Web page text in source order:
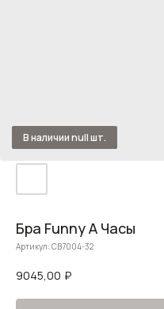
Бра Funny A Часы
Артикул: CB7004-32
9045,00 ₽